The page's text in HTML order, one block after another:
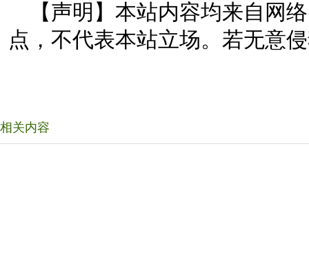
【声明】本站内容均来自网
点，不代表本站立场。若无意
相关内容